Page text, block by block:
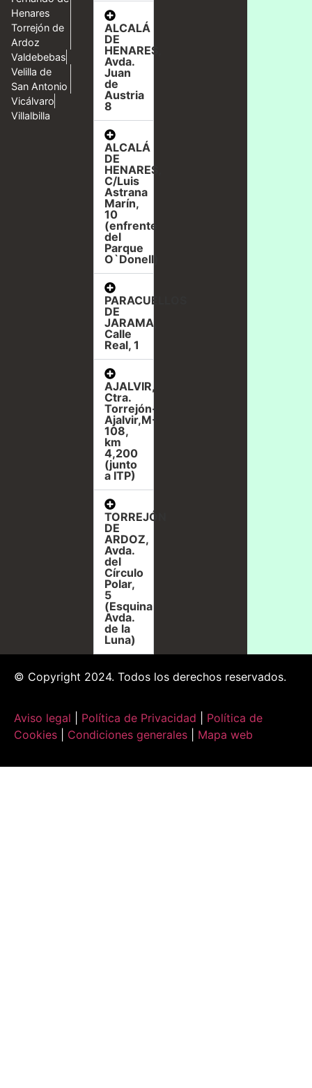
Henares
Torrejón de
Ardoz
Valdebebas
Velilla de
San Antonio
Vicálvaro
Villalbilla
ALCALÁ
DE
HENARES,
Avda.
Juan
de
Austria
8
ALCALÁ
DE
HENARES,
C/Luis
Astrana
Marín,
10
(enfrente
del
Parque
O`Donell)
PARACUELLOS
DE
JARAMA,
Calle
Real, 1
AJALVIR,
Ctra.
Torrejón-
Ajalvir,M-
108,
km
4,200
(junto
a ITP)
TORREJÓN
DE
ARDOZ,
Avda.
del
Círculo
Polar,
5
(Esquina
Avda.
de la
Luna)
© Copyright 2024. Todos los derechos reservados.
Aviso legal Política de Privacidad
Política de
Cookies
Condiciones generales Mapa web